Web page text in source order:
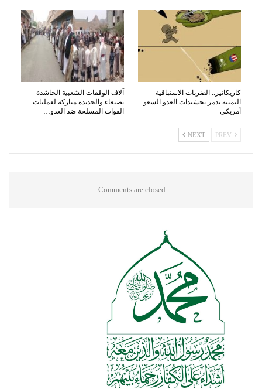
كاريكاتير.. الضربات الاستباقية
اليمنية تدمر تحشيدات العدو السعو
أمريكي
آلاف الوقفات الشعبية الحاشدة
بصنعاء والحديدة مباركة لعمليات
القوات المسلحة ضد العدو…
NEXT
Comments are closed.